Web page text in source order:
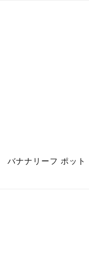
バナナリーフ ポッ